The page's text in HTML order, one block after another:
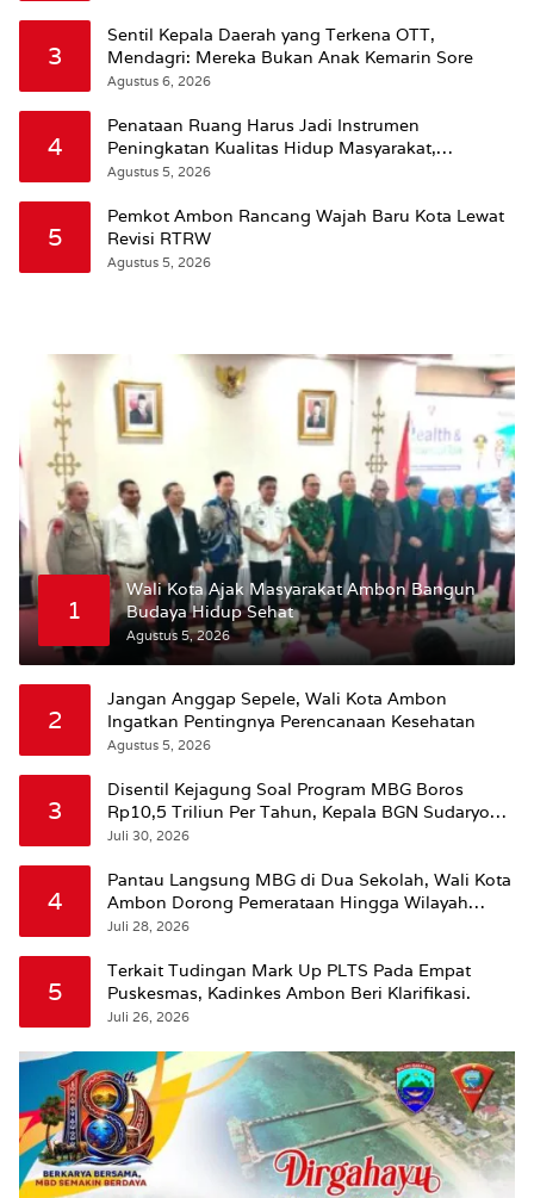
3
Sentil Kepala Daerah yang Terkena OTT,
Mendagri: Mereka Bukan Anak Kemarin Sore
Agustus 6, 2026
4
Penataan Ruang Harus Jadi Instrumen
Peningkatan Kualitas Hidup Masyarakat,
Wattimena: Revisi RT-RW Ditetapkan Pemkot
Agustus 5, 2026
5
Pemkot Ambon Rancang Wajah Baru Kota Lewat
Revisi RTRW
Agustus 5, 2026
1
Wali Kota Ajak Masyarakat Ambon Bangun
Budaya Hidup Sehat
Agustus 5, 2026
2
Jangan Anggap Sepele, Wali Kota Ambon
Ingatkan Pentingnya Perencanaan Kesehatan
Agustus 5, 2026
3
Disentil Kejagung Soal Program MBG Boros
Rp10,5 Triliun Per Tahun, Kepala BGN Sudaryono
Beri Penjelasan
Juli 30, 2026
4
Pantau Langsung MBG di Dua Sekolah, Wali Kota
Ambon Dorong Pemerataan Hingga Wilayah
Leitimur Selatan
Juli 28, 2026
5
Terkait Tudingan Mark Up PLTS Pada Empat
Puskesmas, Kadinkes Ambon Beri Klarifikasi.
Juli 26, 2026